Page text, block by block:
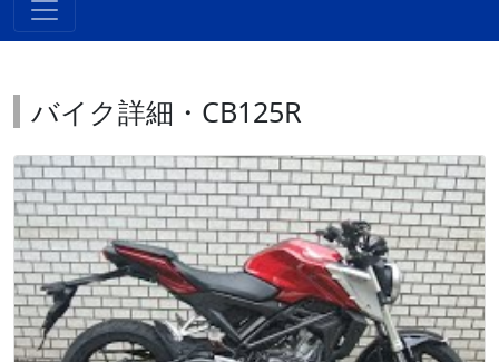
バイク詳細・CB125R